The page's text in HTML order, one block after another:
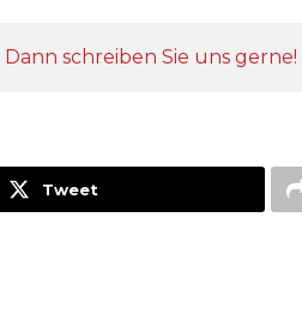
Dann schreiben Sie uns gerne!
Tweet